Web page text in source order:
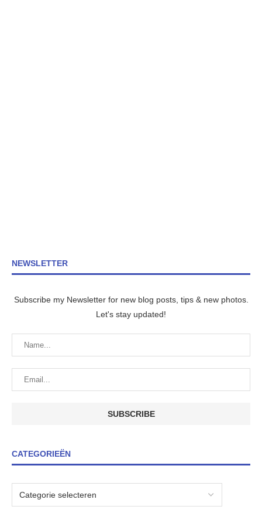
NEWSLETTER
Subscribe my Newsletter for new blog posts, tips & new photos.
Let's stay updated!
CATEGORIEËN